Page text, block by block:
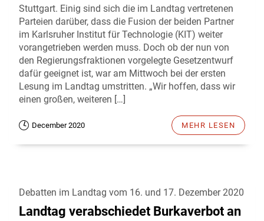
Stuttgart. Einig sind sich die im Landtag vertretenen
Parteien darüber, dass die Fusion der beiden Partner
im Karlsruher Institut für Technologie (KIT) weiter
vorangetrieben werden muss. Doch ob der nun von
den Regierungsfraktionen vorgelegte Gesetzentwurf
dafür geeignet ist, war am Mittwoch bei der ersten
Lesung im Landtag umstritten. „Wir hoffen, dass wir
einen großen, weiteren […]
December 2020 MEHR LESEN
Debatten im Landtag vom 16. und 17. Dezember 2020
Landtag verabschiedet Burkaverbot an